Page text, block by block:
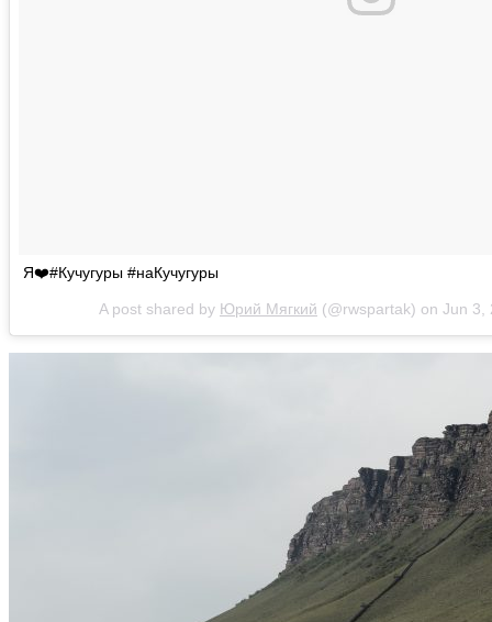
Я❤️#Кучугуры #наКучугуры
A post shared by Юрий Мягкий (@rwspartak) on Jun 3,